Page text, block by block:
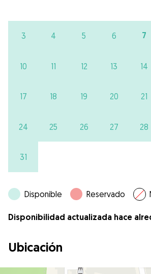
3 4 5 6 7
10 11 12 13 14
17 18 19 20 21
24 25 26 27 28
31
Disponible Reservado
Disponibilidad actualizada hace
Ubicación